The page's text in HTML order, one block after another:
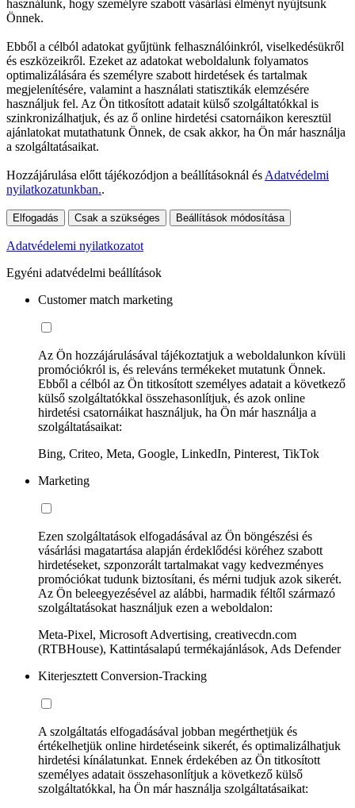
használunk, hogy személyre szabott vásárlási élményt nyújtsunk
Önnek.
Ebből a célból adatokat gyűjtünk felhasználóinkról, viselkedésükről
és eszközeikről. Ezeket az adatokat weboldalunk folyamatos
optimalizálására és személyre szabott hirdetések és tartalmak
megjelenítésére, valamint a használati statisztikák elemzésére
használjuk fel. Az Ön titkosított adatait külső szolgáltatókkal is
szinkronizálhatjuk, és az ő online hirdetési csatornáikon keresztül
ajánlatokat mutathatunk Önnek, de csak akkor, ha Ön már használja
a szolgáltatásaikat.
Hozzájárulása előtt tájékozódjon a beállításoknál ésAdatvédelmi
nyilatkozatunkban..
Elfogadás Csak a szükséges Beállítások módosítása
Adatvédelemi nyilatkozatot
Egyéni adatvédelmi beállítások
Customer match marketing
Az Ön hozzájárulásával tájékoztatjuk a weboldalunkon kívüli
promóciókról is, és releváns termékeket mutatunk Önnek.
Ebből a célból az Ön titkosított személyes adatait a következő
külső szolgáltatókkal összehasonlítjuk, és azok online
hirdetési csatornáikat használjuk, ha Ön már használja a
szolgáltatásaikat:
Bing, Criteo, Meta, Google, LinkedIn, Pinterest, TikTok
Marketing
Ezen szolgáltatások elfogadásával az Ön böngészési és
vásárlási magatartása alapján érdeklődési köréhez szabott
hirdetéseket, szponzorált tartalmakat vagy kedvezményes
promóciókat tudunk biztosítani, és mérni tudjuk azok sikerét.
Az Ön beleegyezésével az alábbi, harmadik féltől származó
szolgáltatásokat használjuk ezen a weboldalon:
Meta-Pixel, Microsoft Advertising, creativecdn.com
(RTBHouse), Kattintásalapú termékajánlások, Ads Defender
Kiterjesztett Conversion-Tracking
A szolgáltatás elfogadásával jobban megérthetjük és
értékelhetjük online hirdetéseink sikerét, és optimalizálhatjuk
hirdetési kínálatunkat. Ennek érdekében az Ön titkosított
személyes adatait összehasonlítjuk a következő külső
szolgáltatókkal, ha Ön már használja szolgáltatásaikat: